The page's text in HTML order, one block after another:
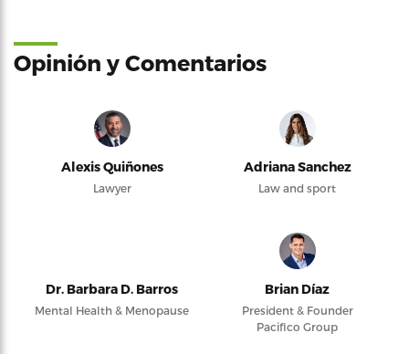
Opinión y Comentarios
Alexis Quiñones
Lawyer
Adriana Sanchez
Law and sport
Dr. Barbara D. Barros
Mental Health & Menopause
Brian Díaz
President & Founder
Pacifico Group